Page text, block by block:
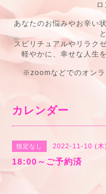
あなたのお悩みやお辛い
スピリチュアルやリラク
軽やかに、幸せな人生
※zoomなどでのオンラ
カレンダー
指定なし 2022-11-10 (木)
18:00～ご予約済